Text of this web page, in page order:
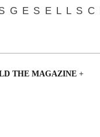
THE MAGAZINE